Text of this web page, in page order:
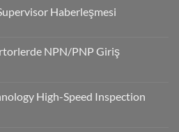
Haberleşmesi
NPN/PNP Giriş
High-Speed Inspection